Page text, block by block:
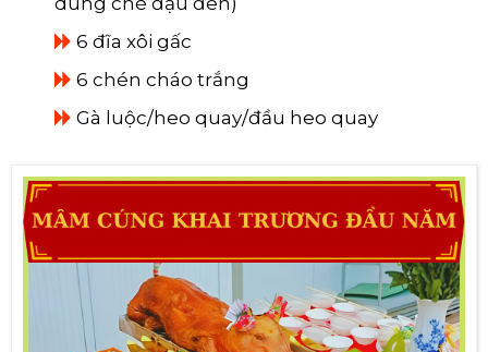
6 đĩa xôi gấc
6 chén cháo trắng
Gà luộc/heo quay/đầu heo quay